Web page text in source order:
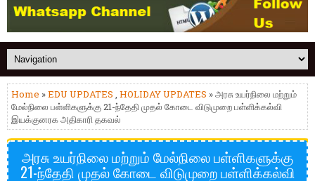
Home »EDU UPDATES , HOLIDAY UPDATES » அரசு உயர்நிலை மற்றும்
மேல்நிலை பள்ளிகளுக்கு 21-ந்தேதி முதல் கோடை விடுமுறை பள்ளிக்கல்வி
இயக்குனரக அதிகாரி தகவல்
அரசு உயர்நிலை மற்றும் மேல்நிலை பள்ளிகளுக்கு
21-ந்தேதி முதல் கோடை விடுமுறை பள்ளிக்கல்வி